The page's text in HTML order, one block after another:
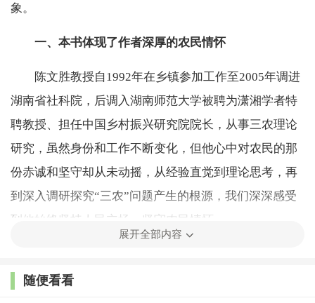
象。
一、本书体现了作者深厚的农民情怀
陈文胜教授自1992年在乡镇参加工作至2005年调进
湖南省社科院，后调入湖南师范大学被聘为潇湘学者特
聘教授、担任中国乡村振兴研究院院长，从事三农理论
研究，虽然身份和工作不断变化，但他心中对农民的那
份赤诚和坚守却从未动摇，从经验直觉到理论思考，再
到深入调研探究“三农”问题产生的根源，我们深深感受
到他始终坚持人民立场、坚守农民情怀。
兴研究院“为乡民立命”的价值立场，即以农民情怀渗透
展开全部内容
随便看看